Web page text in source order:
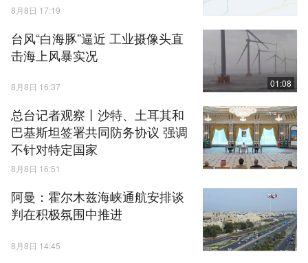
8月8日 17:19
台风“白海豚”逼近 工业摄像头直
击海上风暴实况
8月8日 16:37 01:08
总台记者观察丨沙特、土耳其和
巴基斯坦签署共同防务协议 强调
不针对特定国家
8月8日 16:51
阿曼：霍尔木兹海峡通航安排谈
判在积极氛围中推进
8月8日 14:45